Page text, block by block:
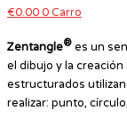
€0.000Carro
Zentangle® es un
el dibujo y la
estructurados
realizar: punto,